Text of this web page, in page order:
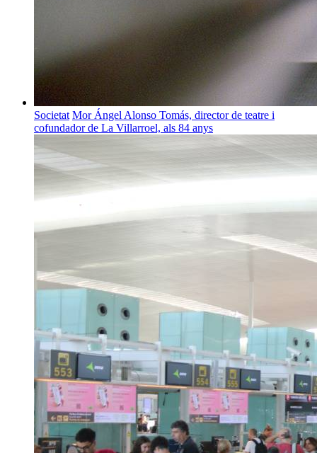
Societat Mor Ángel Alonso Tomás, director de teatre i
cofundador de La Villarroel, als 84 anys